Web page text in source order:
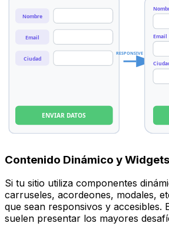
Nombre
Email
Ciudad
ENVIAR DATOS
RESPONSIVE
Email
Contenido Dinámico y
Si tu sitio utiliza componentes
carruseles, acordeones, modales,
que sean responsivos y accesibles.
suelen presentar los mayores